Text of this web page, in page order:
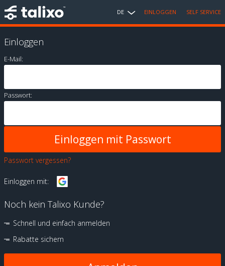
DE EINLOGGEN SELF SERVICE
Einloggen
E-Mail:
Passwort:
Passwort vergessen?
Einloggen mit:
Noch kein Talixo Kunde?
Schnell und einfach anmelden
Rabatte sichern